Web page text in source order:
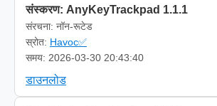
संस्करण: AnyKeyTrackpad 1.1.1
संरचना: नॉन-रूटेड
स्रोत: Havoc✅
समय: 2026-03-30 20:43:40
डाउनलोड